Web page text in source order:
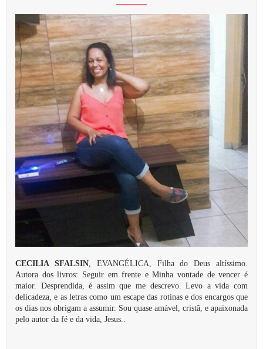
CECILIA SFALSIN, EVANGÉLICA, Filha do Deus altíssimo.
Autora dos livros: Seguir em frente e Minha vontade de vencer é
maior. Desprendida, é assim que me descrevo. Levo a vida com
delicadeza, e as letras como um escape das rotinas e dos encargos que
os dias nos obrigam a assumir. Sou quase amável, cristã, e apaixonada
pelo autor da fé e da vida, Jesus..